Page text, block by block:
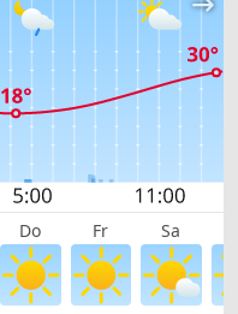
Do Fr Sa